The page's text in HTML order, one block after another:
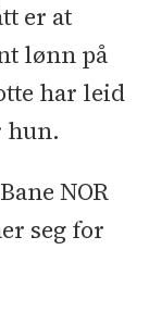
er at
lønn på
har leid
hun.
NOR
seg for